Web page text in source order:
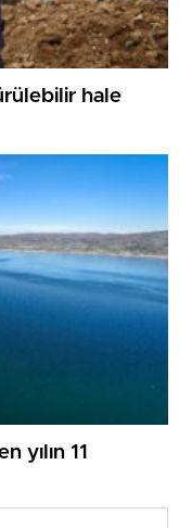
hale
yılın 11